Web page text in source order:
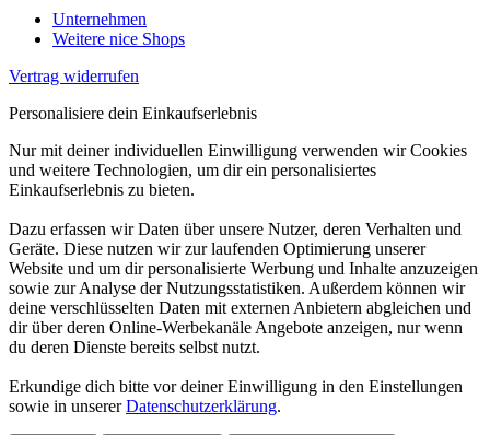
Unternehmen
Weitere nice Shops
Vertrag widerrufen
Personalisiere dein Einkaufserlebnis
Nur mit deiner individuellen Einwilligung verwenden wir Cookies
und weitere Technologien, um dir ein personalisiertes
Einkaufserlebnis zu bieten.
Dazu erfassen wir Daten über unsere Nutzer, deren Verhalten und
Geräte. Diese nutzen wir zur laufenden Optimierung unserer
Website und um dir personalisierte Werbung und Inhalte anzuzeigen
sowie zur Analyse der Nutzungsstatistiken. Außerdem können wir
deine verschlüsselten Daten mit externen Anbietern abgleichen und
dir über deren Online-Werbekanäle Angebote anzeigen, nur wenn
du deren Dienste bereits selbst nutzt.
Erkundige dich bitte vor deiner Einwilligung in den Einstellungen
sowie in unsererDatenschutzerklärung.